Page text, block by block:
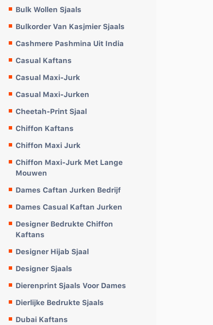
Bulk Wollen Sjaals
Bulkorder Van Kasjmier Sjaals
Cashmere Pashmina Uit India
Casual Kaftans
Casual Maxi-Jurk
Casual Maxi-Jurken
Cheetah-Print Sjaal
Chiffon Kaftans
Chiffon Maxi Jurk
Chiffon Maxi-Jurk Met Lange
Mouwen
Dames Caftan Jurken Bedrijf
Dames Casual Kaftan Jurken
Designer Bedrukte Chiffon
Kaftans
Designer Hijab Sjaal
Designer Sjaals
Dierenprint Sjaals Voor Dames
Dierlijke Bedrukte Sjaals
Dubai Kaftans